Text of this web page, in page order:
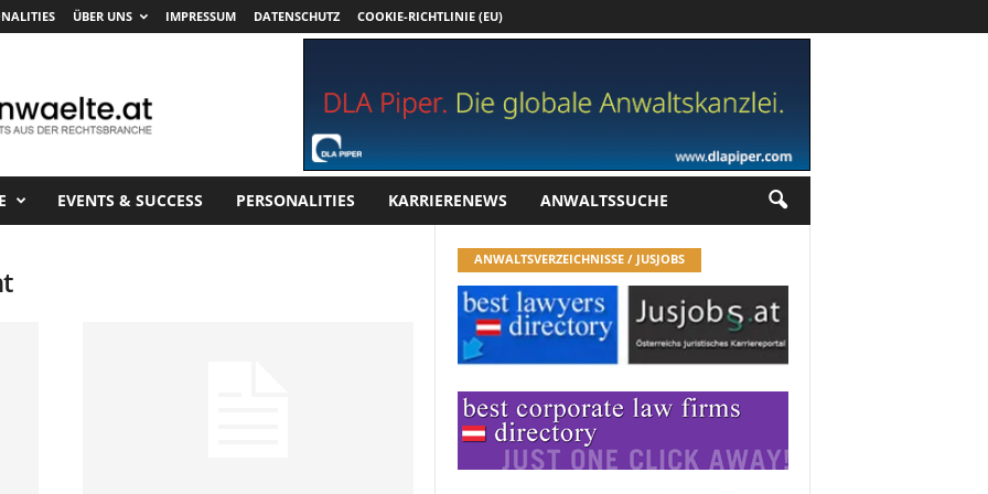
ÜBER UNS IMPRESSUM DATENSCHUTZ COOKIE-RICHTLINIE (EU)
EVENTS & SUCCESS PERSONALITIES KARRIERENEWS ANWALTSSUCHE
ANWALTSVERZEICHNISSE / JUSJOBS